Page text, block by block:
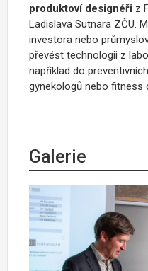
produktoví designéři z
Ladislava Sutnara ZČU.
investora nebo
převést technologii z
například do
gynekologů nebo fitness
Galerie